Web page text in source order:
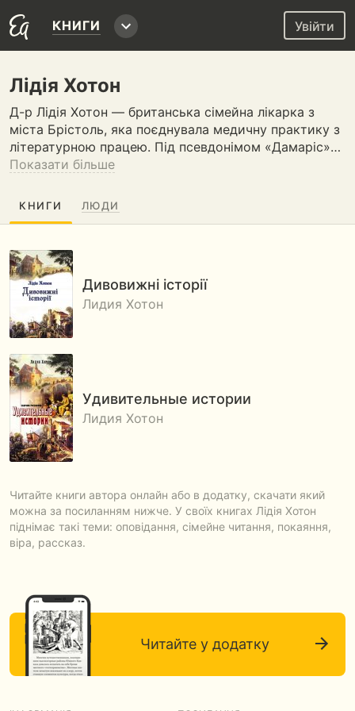
КНИГИ Увійти
Лідія Хотон
Д-р Лідія Хотон — британська сімейна лікарка з
міста Брістоль, яка поєднувала медичну практику з
літературною працею. Під псевдонімом «Дамаріс»…
Показати більше
КНИГИ ЛЮДИ
Дивовижні історії
Лидия Хотон
Удивительные истории
Лидия Хотон
Читайте книги автора онлайн або в додатку, скачати який
можна за посиланням нижче. У своїх книгах Лідія Хотон
піднімає такі теми: оповідання, сімейне читання, покаяння,
віра, рассказ.
Читайте у додатку